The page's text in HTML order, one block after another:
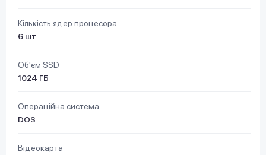
Кількість ядер процесора
6 шт
Об'єм SSD
1024 ГБ
Операційна система
DOS
Відеокарта